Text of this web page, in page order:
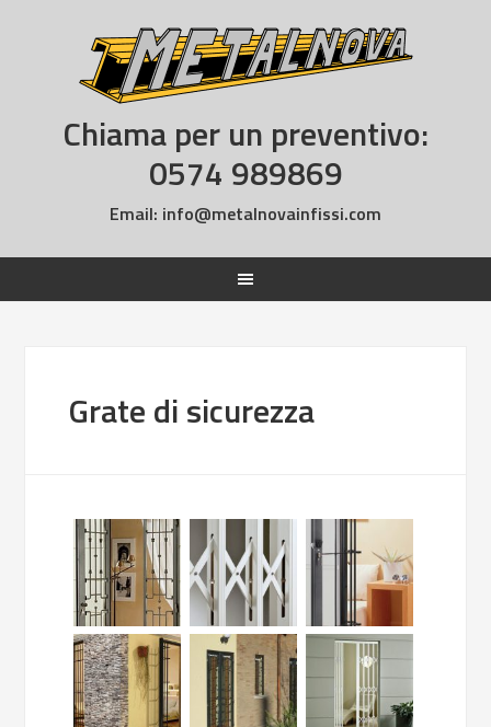
Chiama per un preventivo:
0574 989869
Email: info@metalnovainfissi.com
Grate di sicurezza